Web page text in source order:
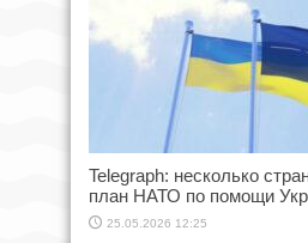
Telegraph: несколько
план НАТО по помощи
25.05.2026 12:25